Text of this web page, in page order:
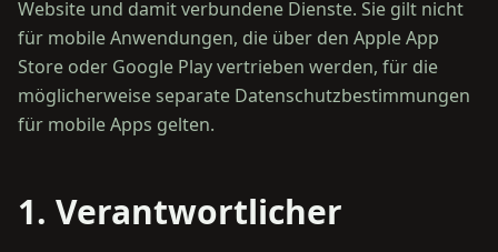
Website und damit verbundene Dienste. Sie gilt nicht
für mobile Anwendungen, die über den Apple App
Store oder Google Play vertrieben werden, für die
möglicherweise separate Datenschutzbestimmungen
für mobile Apps gelten.
1. Verantwortlicher